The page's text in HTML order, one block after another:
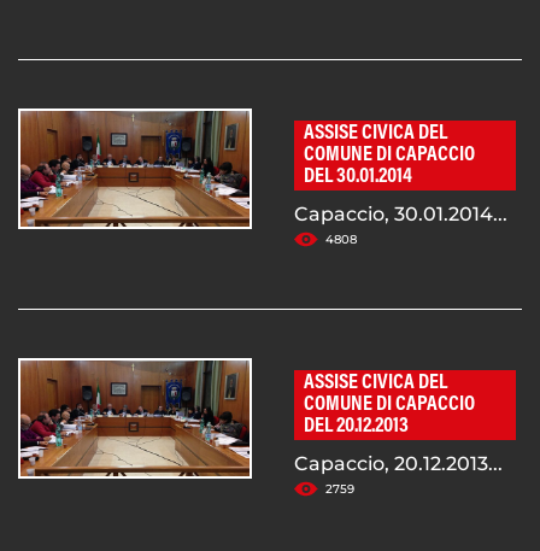
ASSISE CIVICA DEL
COMUNE DI CAPACCIO
DEL 30.01.2014
Capaccio, 30.01.2014...
4808
ASSISE CIVICA DEL
COMUNE DI CAPACCIO
DEL 20.12.2013
Capaccio, 20.12.2013...
2759